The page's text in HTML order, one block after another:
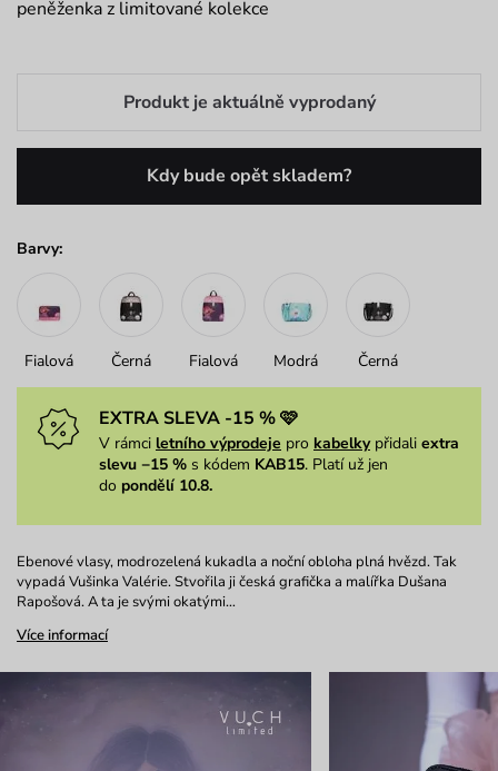
peněženka z limitované kolekce
Produkt je aktuálně vyprodaný
Kdy bude opět skladem?
Barvy:
Fialová Černá Fialová Modrá Černá
EXTRA SLEVA -15 % 🩷
V rámci letního výprodeje pro kabelkypřidali extra
slevu −15 % s kódem KAB15. Platí už jen
do pondělí 10.8.
Ebenové vlasy, modrozelená kukadla a noční obloha plná hvězd. Tak
vypadá Vušinka Valérie. Stvořila ji česká grafička a malířka Dušana
Rapošová. A ta je svými okatými…
Více informací